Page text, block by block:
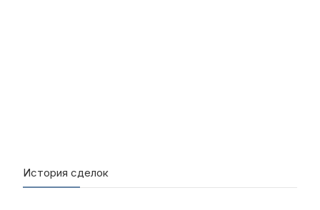
История сделок